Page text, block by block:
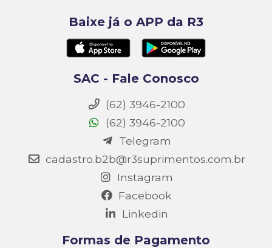
Baixe já o APP da R3
SAC - Fale Conosco
(62) 3946-2100
(62) 3946-2100
Telegram
cadastro.b2b@r3suprimentos.com.br
Instagram
Facebook
Linkedin
Formas de Pagamento